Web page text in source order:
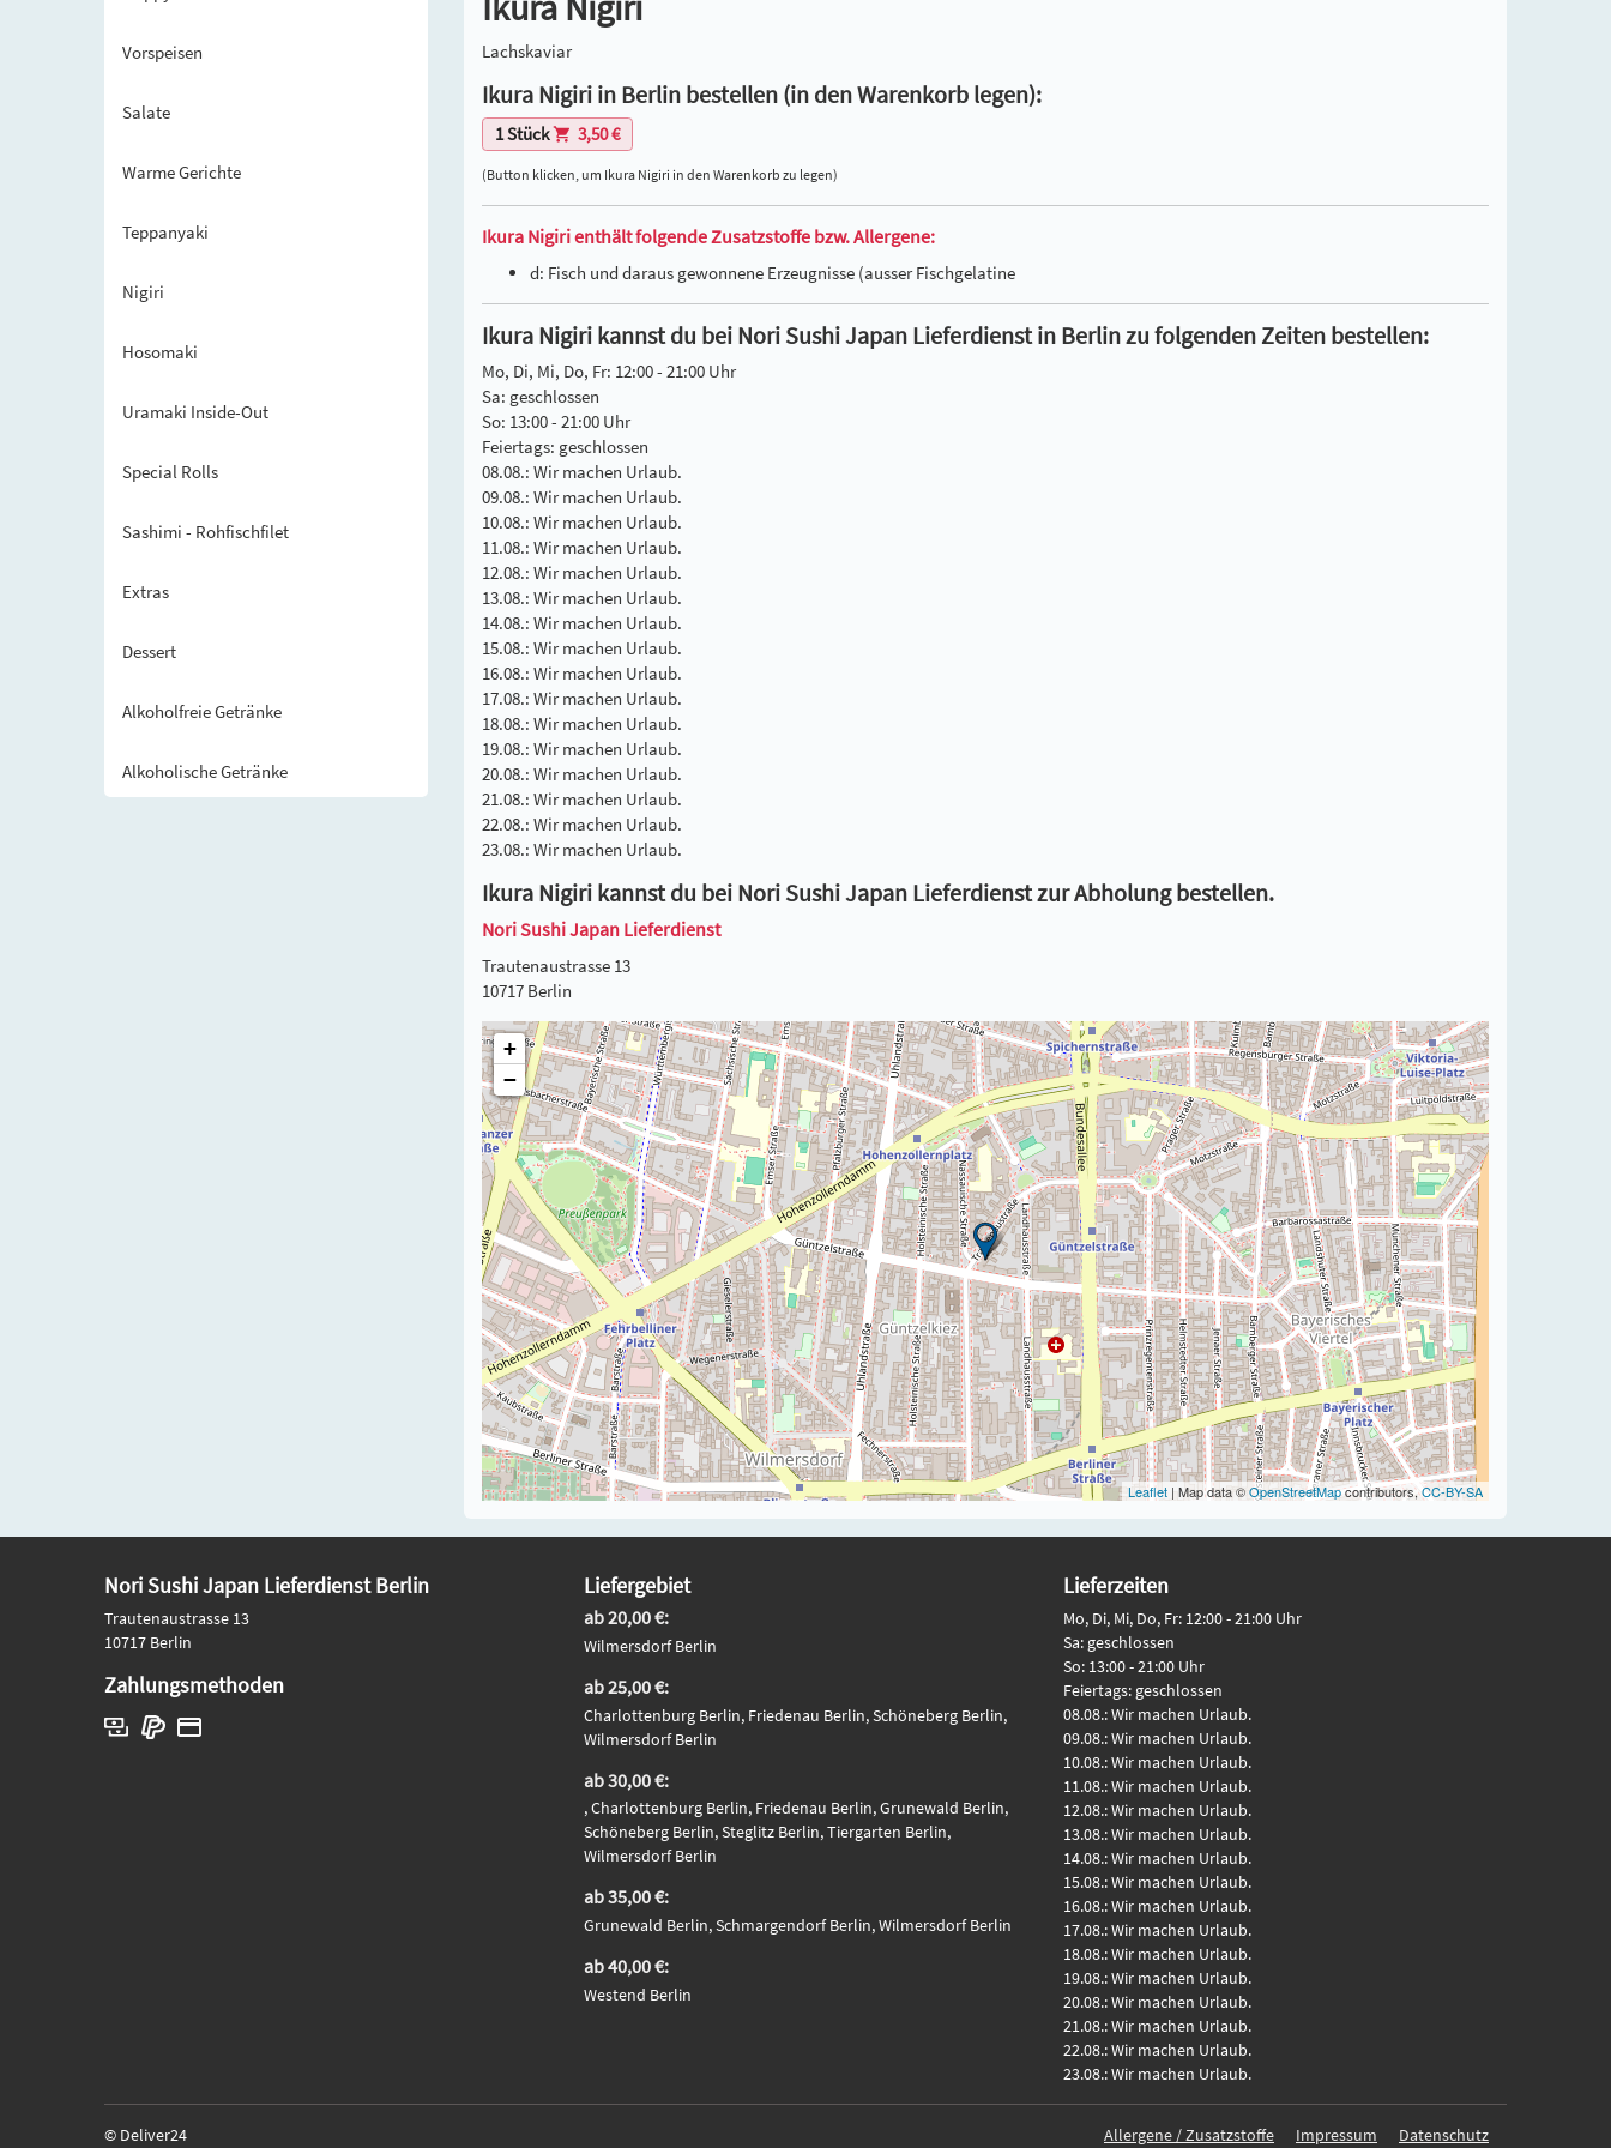
Vorspeisen
Salate
Warme Gerichte
Teppanyaki
Nigiri
Hosomaki
Uramaki Inside-Out
Special Rolls
Sashimi - Rohfischfilet
Extras
Dessert
Alkoholfreie Getränke
Alkoholische Getränke
Lachskaviar
Ikura Nigiri in Berlin bestellen (in den Warenkorb legen):
1 Stück 3,50 €
(Button klicken, um Ikura Nigiri in den Warenkorb zu legen)
Ikura Nigiri enthält folgende Zusatzstoffe bzw. Allergene:
d: Fisch und daraus gewonnene Erzeugnisse (ausser Fischgelatine
Ikura Nigiri kannst du bei Nori Sushi Japan Lieferdienst in Berlin zu folgenden Zeiten bestellen:
Mo, Di, Mi, Do, Fr: 12:00 - 21:00 Uhr
Sa: geschlossen
So: 13:00 - 21:00 Uhr
Feiertags: geschlossen
08.08.: Wir machen Urlaub.
09.08.: Wir machen Urlaub.
10.08.: Wir machen Urlaub.
11.08.: Wir machen Urlaub.
12.08.: Wir machen Urlaub.
13.08.: Wir machen Urlaub.
14.08.: Wir machen Urlaub.
15.08.: Wir machen Urlaub.
16.08.: Wir machen Urlaub.
17.08.: Wir machen Urlaub.
18.08.: Wir machen Urlaub.
19.08.: Wir machen Urlaub.
20.08.: Wir machen Urlaub.
21.08.: Wir machen Urlaub.
22.08.: Wir machen Urlaub.
23.08.: Wir machen Urlaub.
Ikura Nigiri kannst du bei Nori Sushi Japan Lieferdienst zur Abholung bestellen.
Nori Sushi Japan Lieferdienst
Trautenaustrasse 13
10717 Berlin
+
−
Leaflet | Map data ©OpenStreetMapcontributors,CC-BY-SA
Nori Sushi Japan Lieferdienst Berlin
Trautenaustrasse 13
10717 Berlin
Zahlungsmethoden
Liefergebiet
ab 20,00 €:
Wilmersdorf Berlin
ab 25,00 €:
Charlottenburg Berlin, Friedenau Berlin, Schöneberg Berlin,
Wilmersdorf Berlin
ab 30,00 €:
, Charlottenburg Berlin, Friedenau Berlin, Grunewald Berlin,
Schöneberg Berlin, Steglitz Berlin, Tiergarten Berlin,
Wilmersdorf Berlin
ab 35,00 €:
Grunewald Berlin, Schmargendorf Berlin, Wilmersdorf Berlin
ab 40,00 €:
Westend Berlin
Lieferzeiten
Mo, Di, Mi, Do, Fr: 12:00 - 21:00 Uhr
Sa: geschlossen
So: 13:00 - 21:00 Uhr
Feiertags: geschlossen
08.08.: Wir machen Urlaub.
09.08.: Wir machen Urlaub.
10.08.: Wir machen Urlaub.
11.08.: Wir machen Urlaub.
12.08.: Wir machen Urlaub.
13.08.: Wir machen Urlaub.
14.08.: Wir machen Urlaub.
15.08.: Wir machen Urlaub.
16.08.: Wir machen Urlaub.
17.08.: Wir machen Urlaub.
18.08.: Wir machen Urlaub.
19.08.: Wir machen Urlaub.
20.08.: Wir machen Urlaub.
21.08.: Wir machen Urlaub.
22.08.: Wir machen Urlaub.
23.08.: Wir machen Urlaub.
© Deliver24 Allergene / Zusatzstoffe Impressum Datenschutz